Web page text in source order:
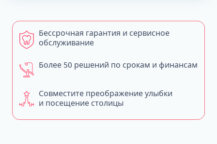
Совместите преображение улыбки
и посещение столицы
Бессрочная гарантия и сервисное
обслуживание
Более 50 решений по срокам и финансам